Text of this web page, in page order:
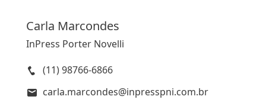
Carla Marcondes
InPress Porter Novelli
(11) 98766-6866
carla.marcondes@inpresspni.com.br